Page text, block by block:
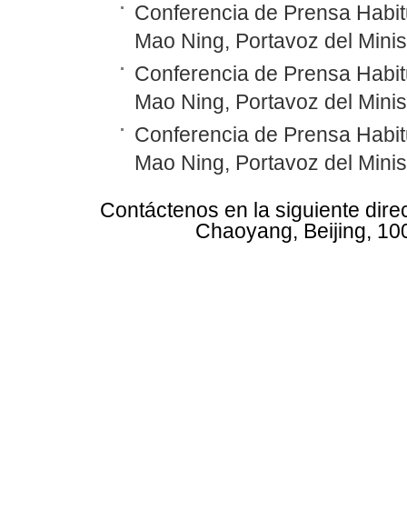
Conferencia de Prensa
Mao Ning, Portavoz del
Conferencia de Prensa
Mao Ning, Portavoz del
Conferencia de Prensa
Mao Ning, Portavoz del
Contáctenos en la siguiente
Chaoyang, Beijing,